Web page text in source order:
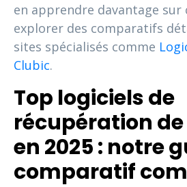
en apprendre davantage sur
explorer des comparatifs
sites spécialisés comme
Clubic.
Top logiciels de
récupération
en 2025 : notre
comparatif